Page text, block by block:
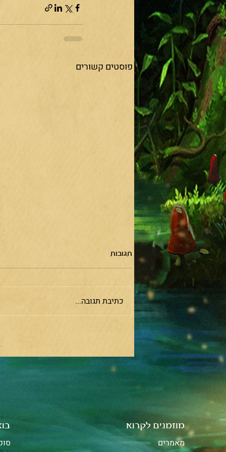
פוסטים קשורים
השיער וכוחו
תגובות
כתיבת תגובה...
מוזמנים לקרוא
מאמרים